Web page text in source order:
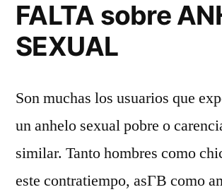
FALTA sobre
SEXUAL
Son muchas los usuarios que
un anhelo sexual pobre o
similar. Tanto hombres como
este contratiempo, asГ­В­ como